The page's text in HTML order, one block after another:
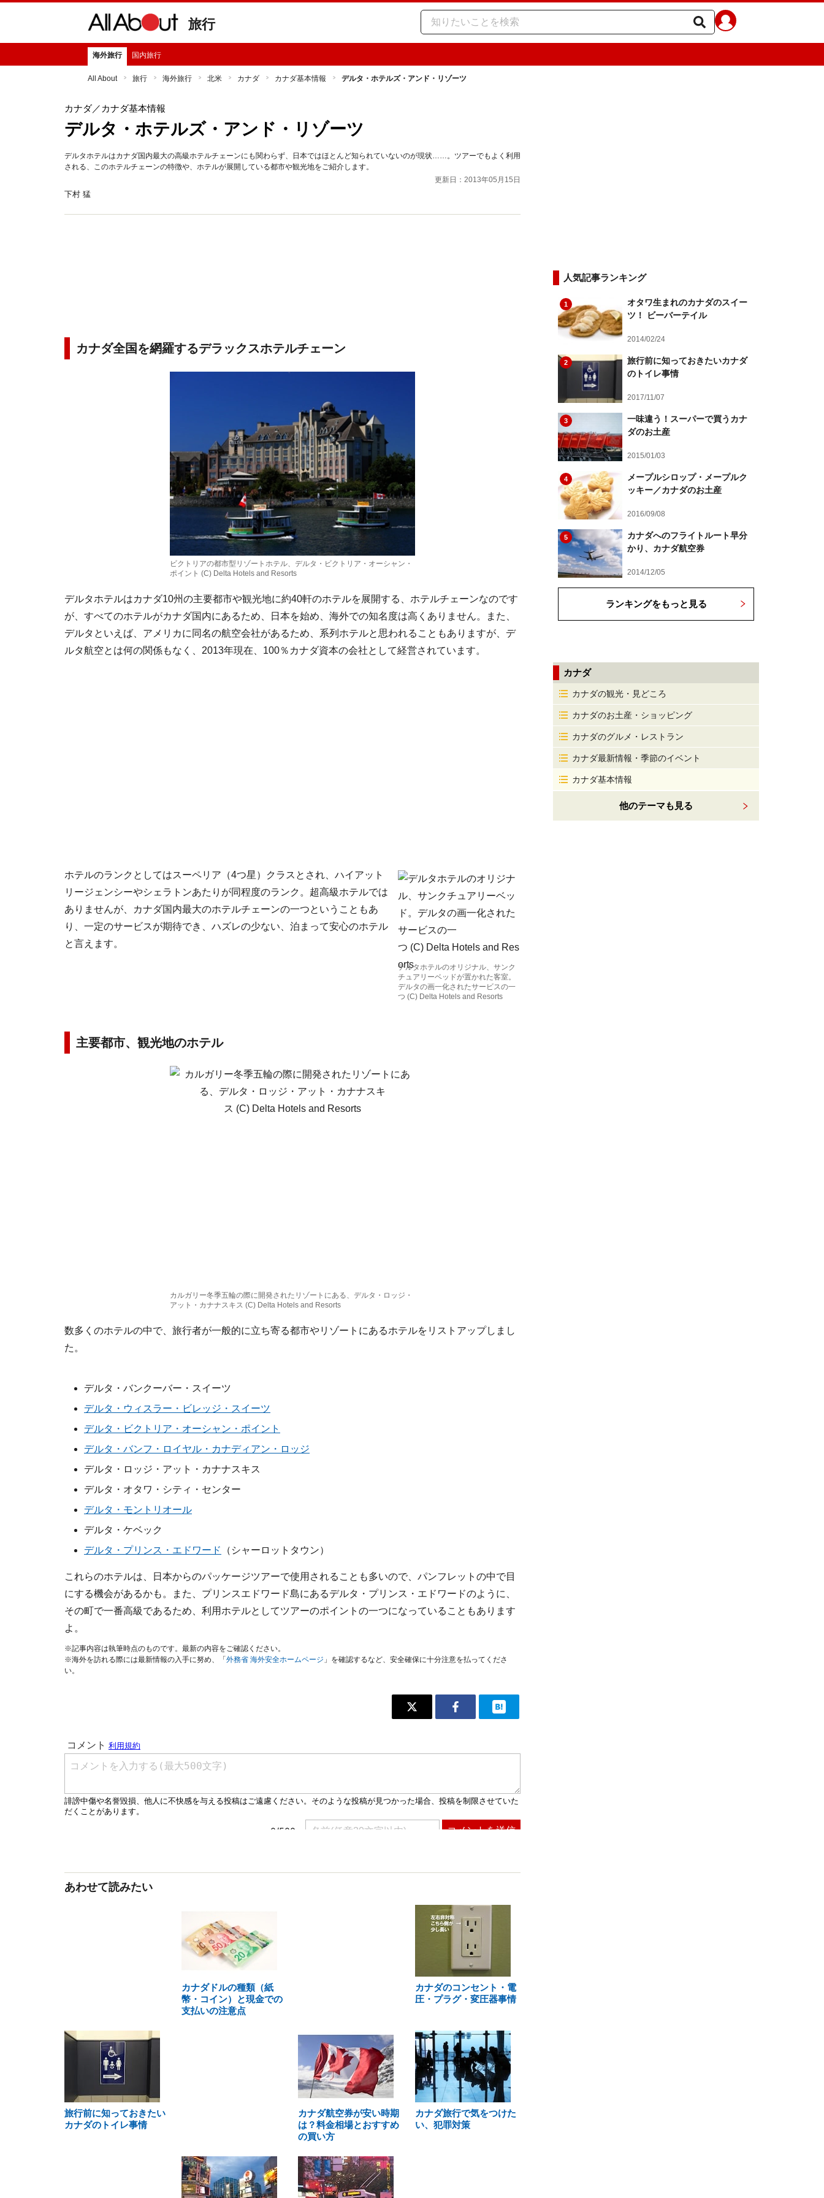
旅行
海外旅行 国内旅行
All About 旅行 海外旅行 北米 カナダ カナダ基本情報 デルタ・ホテルズ・アンド・リゾーツ
カナダ／カナダ基本情報
デルタ・ホテルズ・アンド・リゾーツ
デルタホテルはカナダ国内最大の高級ホテルチェーンにも関わらず、日本ではほとんど知られていないのが現状……。ツアーでもよく利用
される、このホテルチェーンの特徴や、ホテルが展開している都市や観光地をご紹介します。
更新日：2013年05月15日
下村 猛
カナダ全国を網羅するデラックスホテルチェーン
ビクトリアの都市型リゾートホテル、デルタ・ビクトリア・オーシャン・
ポイント (C) Delta Hotels and Resorts
デルタホテルはカナダ10州の主要都市や観光地に約40軒のホテルを展開する、ホテルチェーンなのです
が、すべてのホテルがカナダ国内にあるため、日本を始め、海外での知名度は高くありません。また、
デルタといえば、アメリカに同名の航空会社があるため、系列ホテルと思われることもありますが、デ
ルタ航空とは何の関係もなく、2013年現在、100％カナダ資本の会社として経営されています。
デルタホテルのオリジナル、サンク
チュアリーベッドが置かれた客室。
デルタの画一化されたサービスの一
つ (C) Delta Hotels and Resorts
ホテルのランクとしてはスーペリア（4つ星）クラスとされ、ハイアット
リージェンシーやシェラトンあたりが同程度のランク。超高級ホテルでは
ありませんが、カナダ国内最大のホテルチェーンの一つということもあ
り、一定のサービスが期待でき、ハズレの少ない、泊まって安心のホテル
と言えます。
主要都市、観光地のホテル
カルガリー冬季五輪の際に開発されたリゾートにある、デルタ・ロッジ・
アット・カナナスキス (C) Delta Hotels and Resorts
数多くのホテルの中で、旅行者が一般的に立ち寄る都市やリゾートにあるホテルをリストアップしまし
た。
デルタ・バンクーバー・スイーツ
デルタ・ウィスラー・ビレッジ・スイーツ
デルタ・ビクトリア・オーシャン・ポイント
デルタ・バンフ・ロイヤル・カナディアン・ロッジ
デルタ・ロッジ・アット・カナナスキス
デルタ・オタワ・シティ・センター
デルタ・モントリオール
デルタ・ケベック
デルタ・プリンス・エドワード
（シャーロットタウン）
これらのホテルは、日本からのパッケージツアーで使用されることも多いので、パンフレットの中で目
にする機会があるかも。また、プリンスエドワード島にあるデルタ・プリンス・エドワードのように、
その町で一番高級であるため、利用ホテルとしてツアーのポイントの一つになっていることもあります
よ。
※記事内容は執筆時点のものです。最新の内容をご確認ください。
※海外を訪れる際には最新情報の入手に努め、「 外務省 海外安全ホームページ 」を確認するなど、安全確保に十分注意を払ってくださ
い。
あわせて読みたい
カナダドルの種類（紙
幣・コイン）と現金での
支払いの注意点
カナダのコンセント・電
圧・プラグ・変圧器事情
旅行前に知っておきたい
カナダのトイレ事情
カナダ航空券が安い時期
は？料金相場とおすすめ
の買い方
カナダ旅行で気をつけた
い、犯罪対策
人気記事ランキング
1
オタワ生まれのカナダのスイー
ツ！ ビーバーテイル
2014/02/24
2
旅行前に知っておきたいカナダ
のトイレ事情
2017/11/07
3
一味違う！スーパーで買うカナ
ダのお土産
2015/01/03
4
メープルシロップ・メープルク
ッキー／カナダのお土産
2016/09/08
5
カナダへのフライトルート早分
かり、カナダ航空券
2014/12/05
ランキングをもっと見る
カナダ
カナダの観光・見どころ
カナダのお土産・ショッピング
カナダのグルメ・レストラン
カナダ最新情報・季節のイベント
カナダ基本情報
他のテーマも見る